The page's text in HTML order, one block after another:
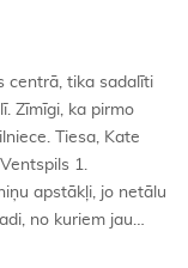
centrā, tika sadalīti
Zīmīgi, ka pirmo
Tiesa, Kate
1.
apstākļi, jo netālu
no kuriem jau…